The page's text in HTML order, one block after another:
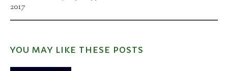
2017
YOU MAY LIKE THESE POSTS